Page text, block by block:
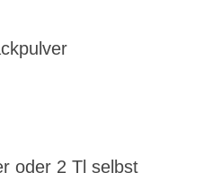
oder 2 Tl selbst